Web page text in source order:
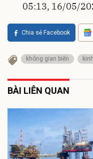
05:13, 16/05/
Chia sẻ Facebook
không gian biển
BÀI LIÊN QUAN